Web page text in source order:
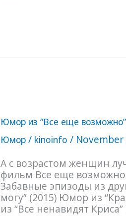
Юмор из “Все еще
Юмор / kinoinfo/
А с возрастом женщин
фильм Все еще возможно
Забавные эпизоды из
могу” (2015) Юмор из
из “Все ненавидят
из
“Все
еще
(2013)